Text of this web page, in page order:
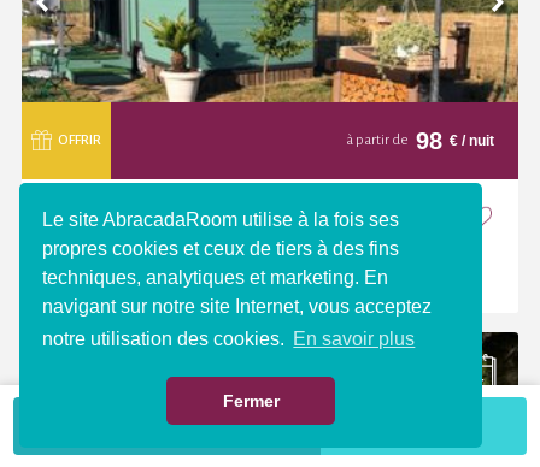
Le site AbracadaRoom utilise à la fois ses
propres cookies et ceux de tiers à des fins
techniques, analytiques et marketing. En
navigant sur notre site Internet, vous acceptez
notre utilisation des cookies. En savoir plus
Fermer
VOIR LA CARTE
OFFRIR à partir de 98 € / nuit
Nouveau La Cabane de Ruby